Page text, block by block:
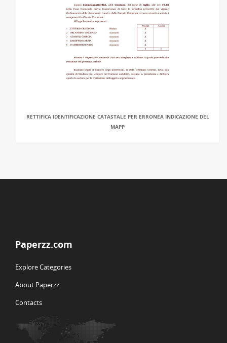
RETTIFICA IDENTIFICAZIONE CATASTALE PER ERRONEA INDICAZIONE DEL
MAPP
Paperzz.com
Explore Categories
About Paperzz
Contacts